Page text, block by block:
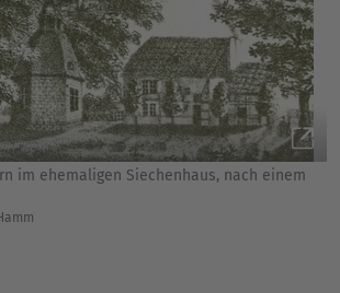
im ehemaligen Siechenhaus, nach einem